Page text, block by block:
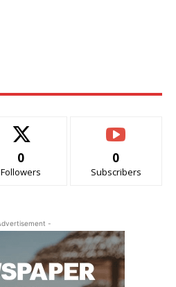
0
Followers
0
Subscribers
-